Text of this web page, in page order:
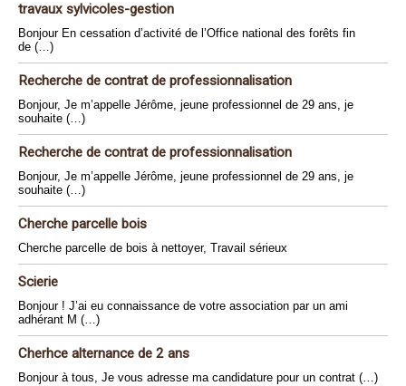
travaux sylvicoles-gestion
Bonjour En cessation d’activité de l’Office national des forêts fin
de (…)
Recherche de contrat de professionnalisation
Bonjour, Je m’appelle Jérôme, jeune professionnel de 29 ans, je
souhaite (…)
Recherche de contrat de professionnalisation
Bonjour, Je m’appelle Jérôme, jeune professionnel de 29 ans, je
souhaite (…)
Cherche parcelle bois
Cherche parcelle de bois à nettoyer, Travail sérieux
Scierie
Bonjour ! J’ai eu connaissance de votre association par un ami
adhérant M (…)
Cherhce alternance de 2 ans
Bonjour à tous, Je vous adresse ma candidature pour un contrat (…)